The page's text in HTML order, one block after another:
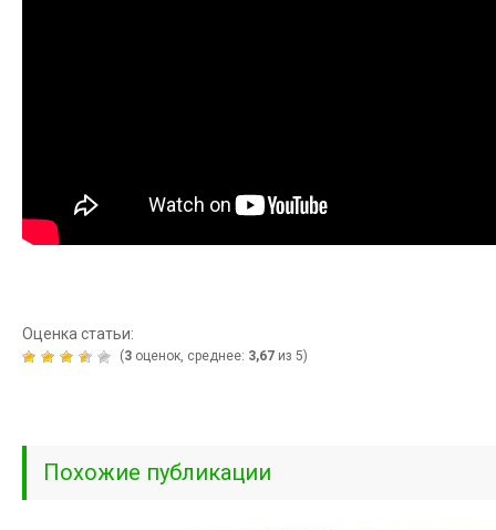
Оценка статьи:
(3оценок, среднее: 3,67из 5)
Похожие публикации